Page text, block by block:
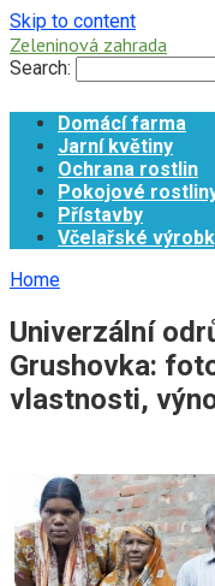
Skip to content
Zeleninová zahrada
Search:
Domácí farma
Jarní květiny
Ochrana rostlin
Pokojové
Přístavby
Včelařské
Home
Univerzální
Grushovka:
vlastnosti,